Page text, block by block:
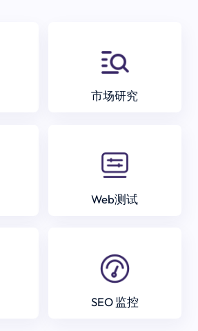
市场研究
Web测试
SEO 监控